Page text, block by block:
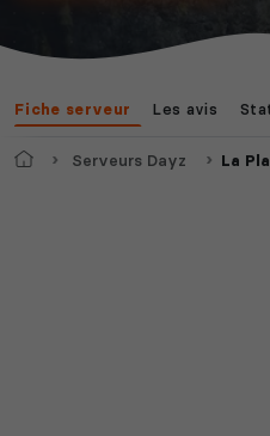
Fiche serveur Les avis
AccueilServeurs Dayz La